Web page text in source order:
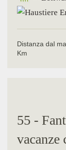
Distanza dal
Km
55 -
vacanze